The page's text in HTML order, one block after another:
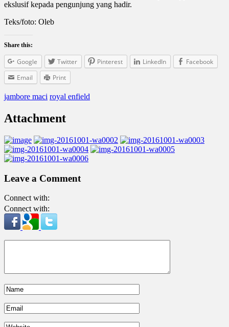
ekslusif kepada pengunjung yang hadir.
Teks/foto: Oleb
Share this:
Google Twitter Pinterest LinkedIn
Facebook
Email
Print
jambore maci royal enfield
Attachment
Leave a Comment
Connect with:
Connect with: